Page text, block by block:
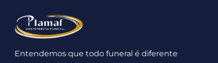
Entendemos que todo funeral é diferente